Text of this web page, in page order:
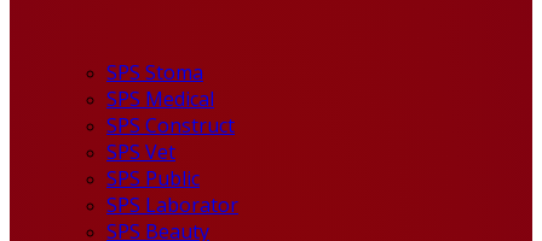
SPS Stoma
SPS Medical
SPS Construct
SPS Vet
SPS Public
SPS Laborator
SPS Beauty